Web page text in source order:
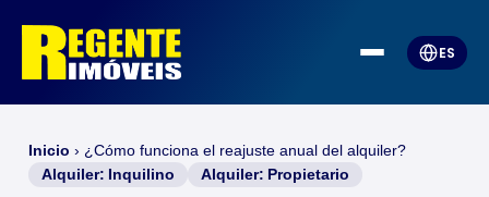
ES
Inicio › ¿Cómo funciona el reajuste anual del alquiler?
Alquiler: Inquilino
Alquiler: Propietario